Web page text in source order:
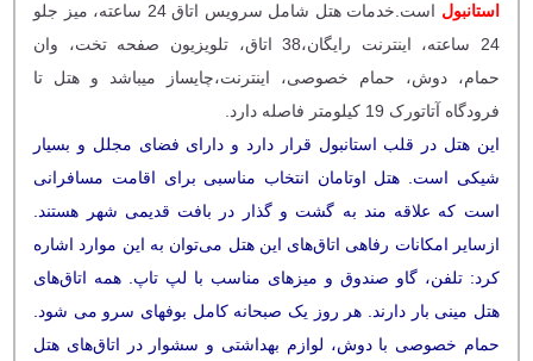
استانبول
است.خدمات هتل شامل سرویس اتاق 24 ساعته، میز جلو
24 ساعته، اینترنت رایگان،38 اتاق، تلویزیون صفحه تخت، وان
حمام، دوش، حمام خصوصی، اینترنت،چایساز میباشد و هتل تا
فرودگاه آتاتورک 19 کیلومتر فاصله دارد.
این هتل در قلب استانبول قرار دارد و دارای فضای مجلل و بسیار
شیکی است. هتل اوتامان انتخاب مناسبی برای اقامت مسافرانی
است که علاقه مند به گشت و گذار در بافت قدیمی شهر هستند.
ازسایر امکانات رفاهی اتاق‌های این هتل می‌توان به این موارد اشاره
کرد: تلفن، گاو صندوق و میزهای مناسب با لپ تاپ. همه اتاق‌های
هتل مینی بار دارند. هر روز یک صبحانه کامل بوفه‎ای سرو می شود.
حمام خصوصی با دوش، لوازم بهداشتی و سشوار در اتاق‌های هتل